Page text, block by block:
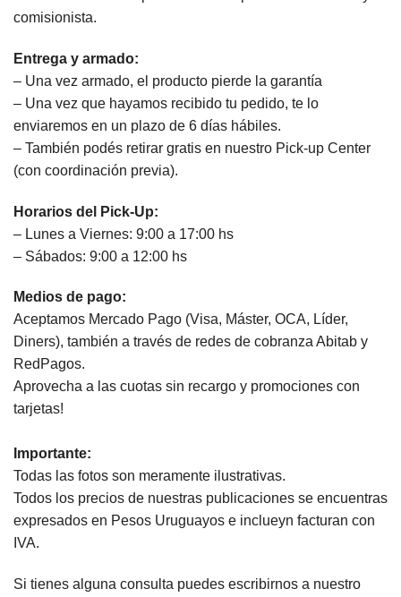
comisionista.
Entrega y armado:
– Una vez armado, el producto pierde la garantía
– Una vez que hayamos recibido tu pedido, te lo
enviaremos en un plazo de 6 días hábiles.
– También podés retirar gratis en nuestro Pick-up Center
(con coordinación previa).
Horarios del Pick-Up:
– Lunes a Viernes: 9:00 a 17:00 hs
– Sábados: 9:00 a 12:00 hs
Medios de pago:
Aceptamos Mercado Pago (Visa, Máster, OCA, Líder,
Diners), también a través de redes de cobranza Abitab y
RedPagos.
Aprovecha a las cuotas sin recargo y promociones con
tarjetas!
Importante:
Todas las fotos son meramente ilustrativas.
Todos los precios de nuestras publicaciones se encuentras
expresados en Pesos Uruguayos e inclueyn facturan con
IVA.
Si tienes alguna consulta puedes escribirnos a nuestro